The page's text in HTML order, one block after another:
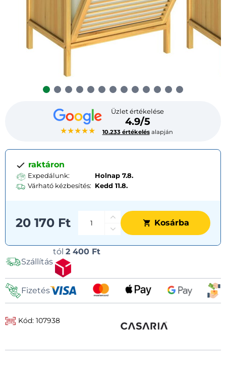
★★★★★
Üzlet értékelése
4.9/5
10.233 értékelésalapján
raktáron
Expedálunk:
Holnap 7.8.
Várható kézbesítés: Kedd 11.8.
20 170 Ft Kosárba
Szállítás
tól 2 400 Ft
Fizetés
Kód: 107938